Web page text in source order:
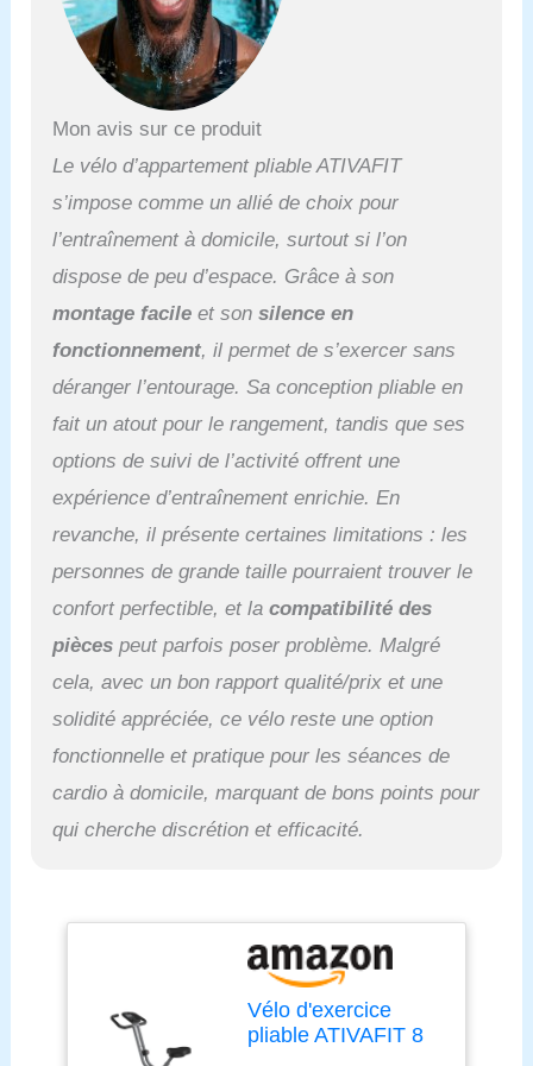
requis, ce qui peut
garantir votre effet de
remise en forme. En
conception du volant
conduisez le vélo, ne peut
produire aucun bruit. Seat
Siège confortable et
hauteur réglable: Le
siège est rembourré et
confortable pour les
utilisateurs de toutes
hauteur de l'assise peut
être ajustée, ce qui la
personnes de différentes
tailles et de différents
qualité et grande capacité
de poids: Notre vélo de
matériau de haute
qualité. La capacité de
poids maximale est de
110 kg. Le cadre robuste
vous offre une plate-
forme d'entraînement
stable. Bon service: Notre
vélo est équipé de
pédales antidérapantes et
temps, si vous avez des
questions après l'achat
de nos produits, vous
pouvez nous envoyer un
e-mail. Nous allons
résoudre votre problème
Mon avis sur ce produit
Le vélo d’appartement pliable ATIVAFIT
s’impose comme un allié de choix pour
l’entraînement à domicile, surtout si l’on
dispose de peu d’espace. Grâce à son
montage facile et sonsilence en
fonctionnement, il permet de s’exercer sans
déranger l’entourage. Sa conception pliable en
fait un atout pour le rangement, tandis que ses
options de suivi de l’activité offrent une
expérience d’entraînement enrichie. En
revanche, il présente certaines limitations : les
personnes de grande taille pourraient trouver le
confort perfectible, et lacompatibilité des
pièces peut parfois poser problème. Malgré
cela, avec un bon rapport qualité/prix et une
solidité appréciée, ce vélo reste une option
fonctionnelle et pratique pour les séances de
cardio à domicile, marquant de bons points pour
qui cherche discrétion et efficacité.
Vélo d'exercice
pliable ATIVAFIT 8